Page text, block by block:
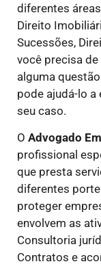
diferentes
Direito
Sucessões,
você precisa
alguma
pode ajudá-lo a
seu caso.
O Advogado
profissional
que presta
diferentes
proteger
envolvem as
Consultoria
Contratos e